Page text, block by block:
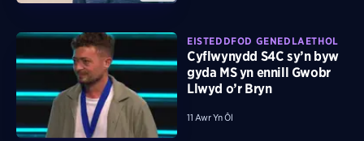
EISTEDDFOD GENEDLAETHOL
Cyflwynydd S4C sy’n byw
gyda MS yn ennill Gwobr
Llwyd o’r Bryn
11 Awr Yn Ôl